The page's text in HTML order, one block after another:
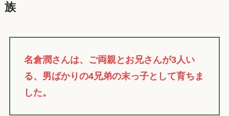
族
名倉潤さんは、ご両親とお兄さんが3人い
る、男ばかりの4兄弟の末っ子として育ちま
した。